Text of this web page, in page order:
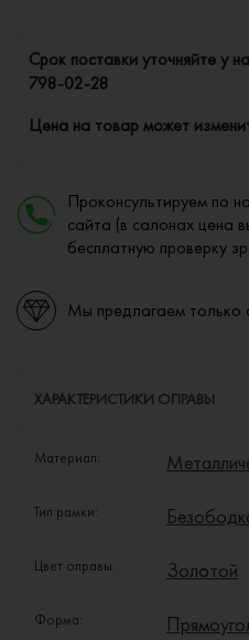
Cрок поставки уточняйте у
798-02-28
Цена на товар может
Проконсультируем по
сайта (в салонах цена
бесплатную проверку
Мы предлагаем только
ХАРАКТЕРИСТИКИ ОПРАВЫ
Материал:
Тип рамки:
Цвет оправы: Золотой
Форма: